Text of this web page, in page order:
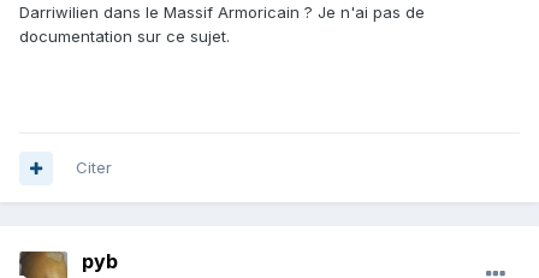
Darriwilien dans le Massif Armoricain ? Je n'ai pas de
documentation sur ce sujet.
Citer
pyb